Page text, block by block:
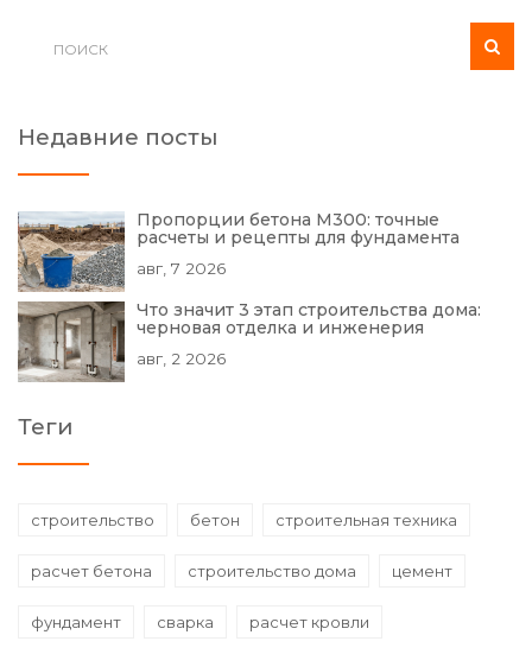
Недавние посты
Пропорции бетона М300: точные
расчеты и рецепты для фундамента
авг, 7 2026
Что значит 3 этап строительства дома:
черновая отделка и инженерия
авг, 2 2026
Теги
строительство бетон строительная техника
расчет бетона строительство дома цемент
фундамент сварка расчет кровли